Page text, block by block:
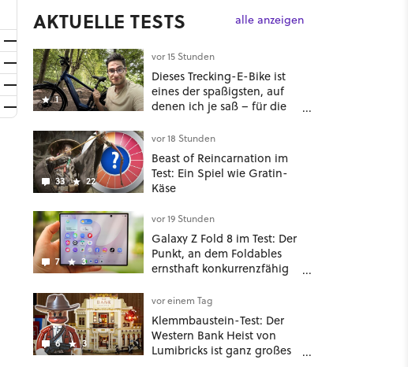
AKTUELLE TESTS alle anzeigen
1
vor 15 Stunden
Dieses Trecking-E-Bike ist
eines der spaßigsten, auf
denen ich je saß – für die
33 22
vor 18 Stunden
Beast of Reincarnation im
Test: Ein Spiel wie Gratin-
Käse
7 3
vor 19 Stunden
Galaxy Z Fold 8 im Test: Der
Punkt, an dem Foldables
ernsthaft konkurrenzfähig
6 3
vor einem Tag
Klemmbaustein-Test: Der
Western Bank Heist von
Lumibricks ist ganz großes